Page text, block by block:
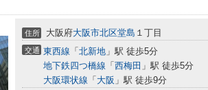
住所 大阪府大阪市北区堂島 １丁目
交通 東西線 「 北新地 」駅 徒歩5分
地下鉄四つ橋線 「 西梅田 」駅 徒歩5分
大阪環状線 「 大阪 」駅 徒歩9分